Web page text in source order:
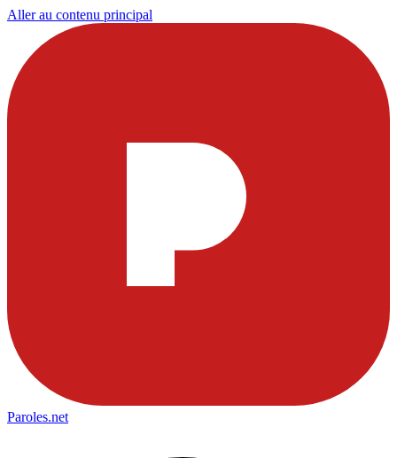
Aller au contenu principal
Paroles.net